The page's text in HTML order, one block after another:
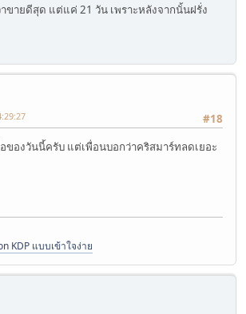
ขายดีสุด แต่แค่ 21 วัน เพราะหลังจากนั้นฝรั่ง
#18
ของวันนี้ครับ แต่เพื่อนบอกว่าคริสมาร์ทลดเยอะ
KDP แบบเข้าใจง่าย